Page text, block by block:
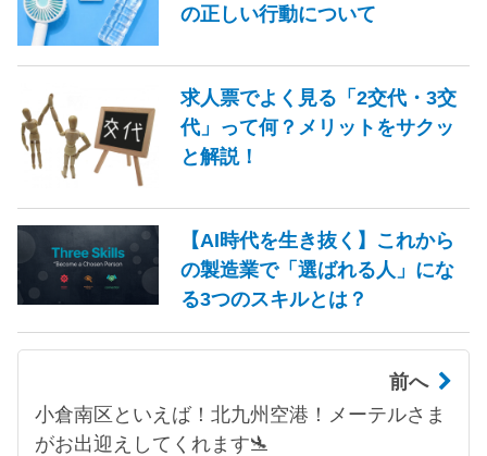
の正しい行動について
求人票でよく見る「2交代・3交
代」って何？メリットをサクッ
と解説！
【AI時代を生き抜く】これから
の製造業で「選ばれる人」にな
る3つのスキルとは？
前へ
小倉南区といえば！北九州空港！メーテルさま
がお出迎えしてくれます🛬